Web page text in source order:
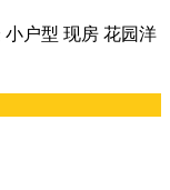
小户型 现房 花园洋